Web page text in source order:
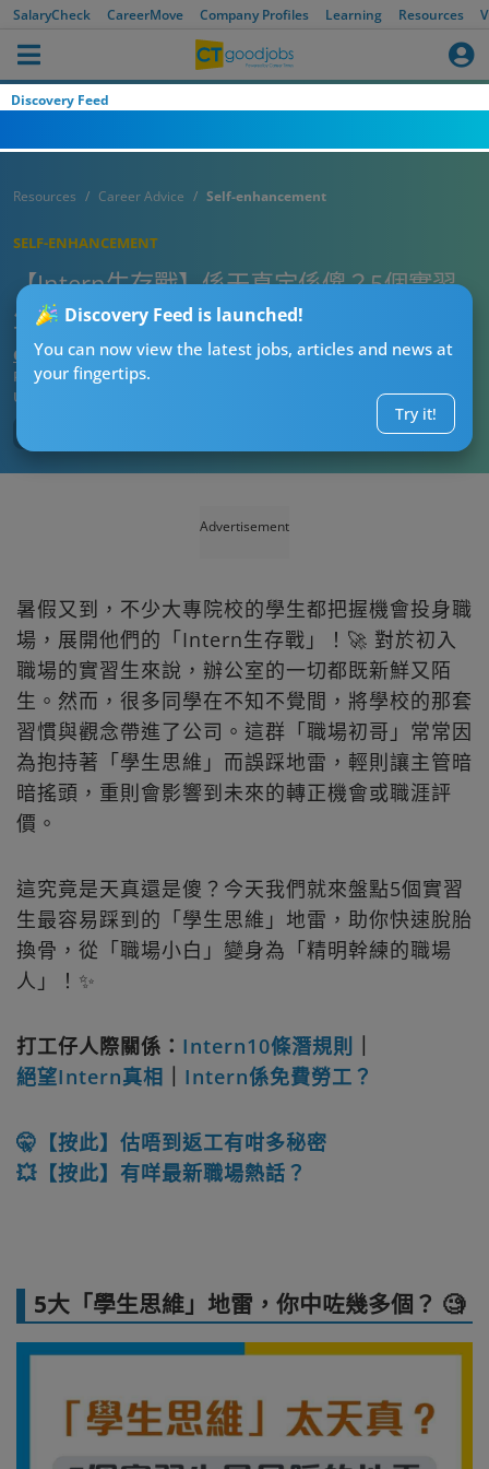
SalaryCheck CareerMove Company Profiles Learning Resources
Discovery Feed
Discovery Feed is launched!
You can now view the latest jobs, articles and news at
your fingertips.
Try it!
Resources Career Advice Self-enhancement
SELF-ENHANCEMENT
【Intern生存戰】係天真定係傻？5個實習
生最易踩的「學生思維」地雷
CT人際外交官
Published:2026-06-09 12:15
Updated:
Advertisement
暑假又到，不少大專院校的學生都把握機會投身職
場，展開他們的「Intern生存戰」！🚀 對於初入
職場的實習生來說，辦公室的一切都既新鮮又陌
生。然而，很多同學在不知不覺間，將學校的那套
習慣與觀念帶進了公司。這群「職場初哥」常常因
為抱持著「學生思維」而誤踩地雷，輕則讓主管暗
暗搖頭，重則會影響到未來的轉正機會或職涯評
價。
這究竟是天真還是傻？今天我們就來盤點5個實習
生最容易踩到的「學生思維」地雷，助你快速脫胎
換骨，從「職場小白」變身為「精明幹練的職場
人」！✨
打工仔人際關係： Intern10條潛規則
絕望Intern真相
Intern係免費勞工？
🤫【按此】估唔到返工有咁多秘密
💥【按此】有咩最新職場熱話？
5大「學生思維」地雷，你中咗幾多個？ 🧐